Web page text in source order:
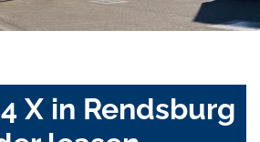
X in Rendsburg